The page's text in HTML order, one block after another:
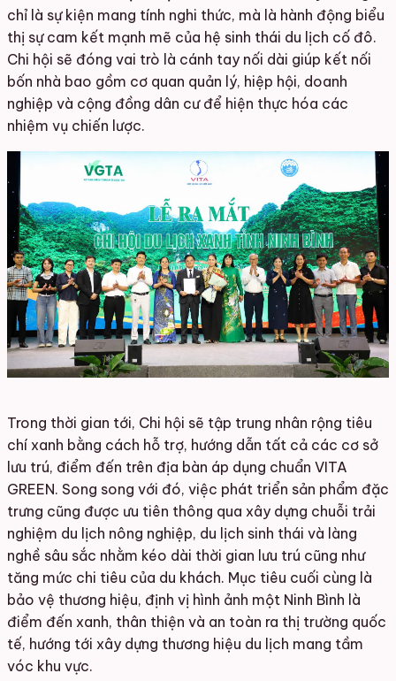
chỉ là sự kiện mang tính nghi thức, mà là hành động biểu
thị sự cam kết mạnh mẽ của hệ sinh thái du lịch cố đô.
Chi hội sẽ đóng vai trò là cánh tay nối dài giúp kết nối
bốn nhà bao gồm cơ quan quản lý, hiệp hội, doanh
nghiệp và cộng đồng dân cư để hiện thực hóa các
nhiệm vụ chiến lược.
Trong thời gian tới, Chi hội sẽ tập trung nhân rộng tiêu
chí xanh bằng cách hỗ trợ, hướng dẫn tất cả các cơ sở
lưu trú, điểm đến trên địa bàn áp dụng chuẩn VITA
GREEN. Song song với đó, việc phát triển sản phẩm đặc
trưng cũng được ưu tiên thông qua xây dựng chuỗi trải
nghiệm du lịch nông nghiệp, du lịch sinh thái và làng
nghề sâu sắc nhằm kéo dài thời gian lưu trú cũng như
tăng mức chi tiêu của du khách. Mục tiêu cuối cùng là
bảo vệ thương hiệu, định vị hình ảnh một Ninh Bình là
điểm đến xanh, thân thiện và an toàn ra thị trường quốc
tế, hướng tới xây dựng thương hiệu du lịch mang tầm
vóc khu vực.